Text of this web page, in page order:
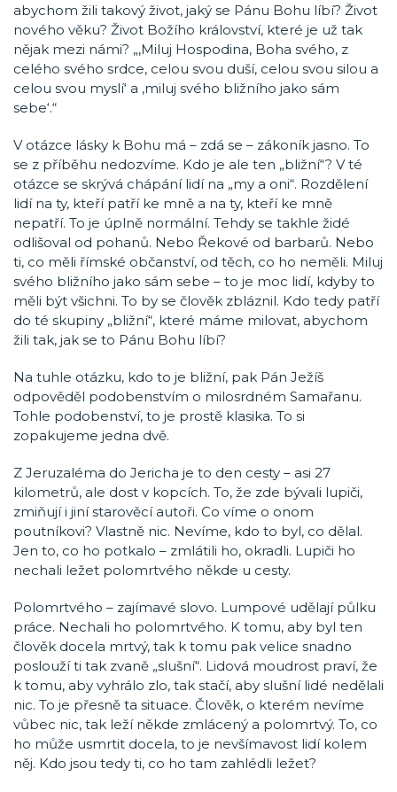
abychom žili takový život, jaký se Pánu Bohu líbí? Život
nového věku? Život Božího království, které je už tak
nějak mezi námi? „‚Miluj Hospodina, Boha svého, z
celého svého srdce, celou svou duší, celou svou silou a
celou svou myslí‘ a ‚miluj svého bližního jako sám
sebe‘.“
V otázce lásky k Bohu má – zdá se – zákoník jasno. To
se z příběhu nedozvíme. Kdo je ale ten „bližní“? V té
otázce se skrývá chápání lidí na „my a oni“. Rozdělení
lidí na ty, kteří patří ke mně a na ty, kteří ke mně
nepatří. To je úplně normální. Tehdy se takhle židé
odlišoval od pohanů. Nebo Řekové od barbarů. Nebo
ti, co měli římské občanství, od těch, co ho neměli. Miluj
svého bližního jako sám sebe – to je moc lidí, kdyby to
měli být všichni. To by se člověk zbláznil. Kdo tedy patří
do té skupiny „bližní“, které máme milovat, abychom
žili tak, jak se to Pánu Bohu líbí?
Na tuhle otázku, kdo to je bližní, pak Pán Ježíš
odpověděl podobenstvím o milosrdném Samařanu.
Tohle podobenství, to je prostě klasika. To si
zopakujeme jedna dvě.
Z Jeruzaléma do Jericha je to den cesty – asi 27
kilometrů, ale dost v kopcích. To, že zde bývali lupiči,
zmiňují i jiní starověcí autoři. Co víme o onom
poutníkovi? Vlastně nic. Nevíme, kdo to byl, co dělal.
Jen to, co ho potkalo – zmlátili ho, okradli. Lupiči ho
nechali ležet polomrtvého někde u cesty.
Polomrtvého – zajímavé slovo. Lumpové udělají půlku
práce. Nechali ho polomrtvého. K tomu, aby byl ten
člověk docela mrtvý, tak k tomu pak velice snadno
poslouží ti tak zvaně „slušní“. Lidová moudrost praví, že
k tomu, aby vyhrálo zlo, tak stačí, aby slušní lidé nedělali
nic. To je přesně ta situace. Člověk, o kterém nevíme
vůbec nic, tak leží někde zmlácený a polomrtvý. To, co
ho může usmrtit docela, to je nevšímavost lidí kolem
něj. Kdo jsou tedy ti, co ho tam zahlédli ležet?